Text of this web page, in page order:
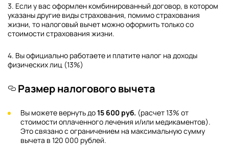
3. Если у вас оформлен комбинированный договор, в котором
указаны другие виды страхования, помимо страхования
жизни, то налоговый вычет можно оформить только со
стоимости страхования жизни.
4. Вы официально работаете и платите налог на доходы
физических лиц (13%)
Размер налогового вычета
Вы можете вернуть до15 600 руб. (расчет 13% от
стоимости оплаченного лечения и/или медикаментов).
Это связано с ограничением на максимальную сумму
вычета в 120 000 рублей.